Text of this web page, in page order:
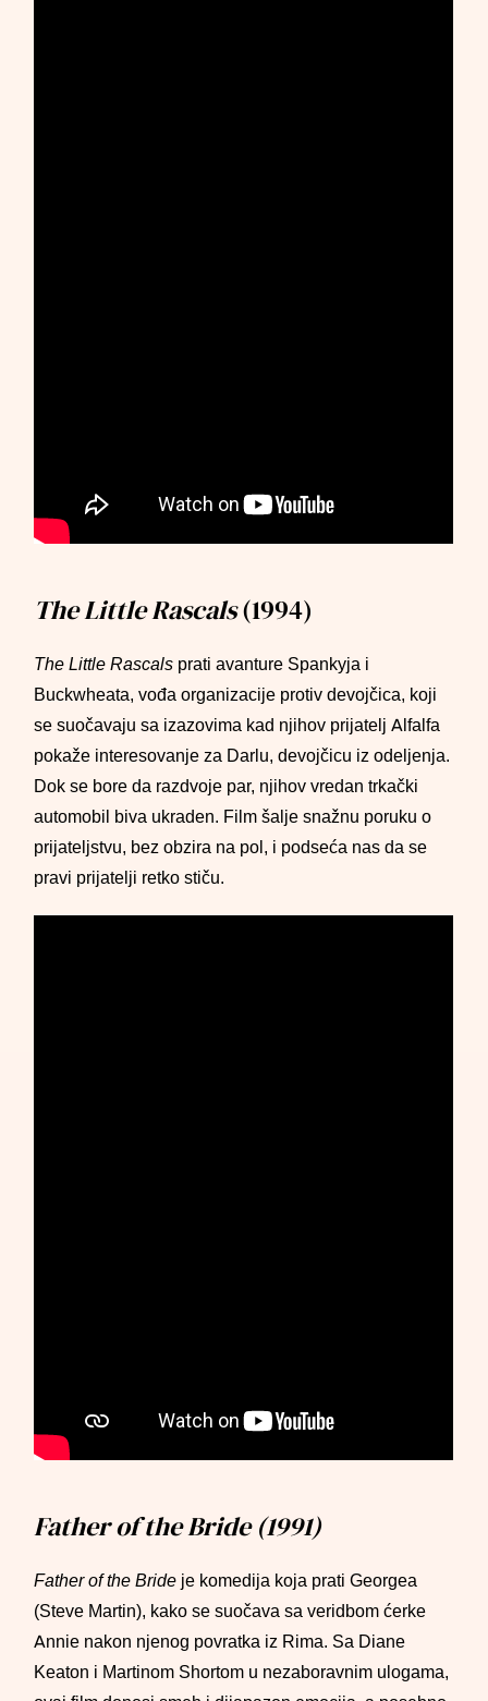
The Little Rascals(1994)
The Little Rascals prati avanture Spankyja i
Buckwheata, vođa organizacije protiv devojčica, koji
se suočavaju sa izazovima kad njihov prijatelj Alfalfa
pokaže interesovanje za Darlu, devojčicu iz odeljenja.
Dok se bore da razdvoje par, njihov vredan trkački
automobil biva ukraden. Film šalje snažnu poruku o
prijateljstvu, bez obzira na pol, i podseća nas da se
pravi prijatelji retko stiču.
Father of the Bride (1991)
Father of the Bride je komedija koja prati Georgea
(Steve Martin), kako se suočava sa veridbom ćerke
Annie nakon njenog povratka iz Rima. Sa Diane
Keaton i Martinom Shortom u nezaboravnim ulogama,